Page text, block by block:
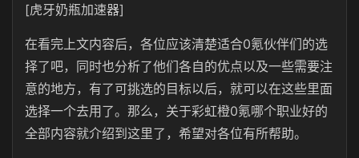
[虎牙奶瓶加速器]
在看完上文内容后，各位应该清楚适合0氪伙伴们的选
择了吧，同时也分析了他们各自的优点以及一些需要注
意的地方，有了可挑选的目标以后，就可以在这些里面
选择一个去用了。那么，关于彩虹橙0氪哪个职业好的
全部内容就介绍到这里了，希望对各位有所帮助。